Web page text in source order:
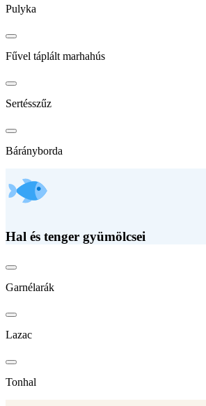
Pulyka
Fűvel táplált marhahús
Sertésszűz
Bárányborda
Hal és tenger gyümölcsei
Garnélarák
Lazac
Tonhal